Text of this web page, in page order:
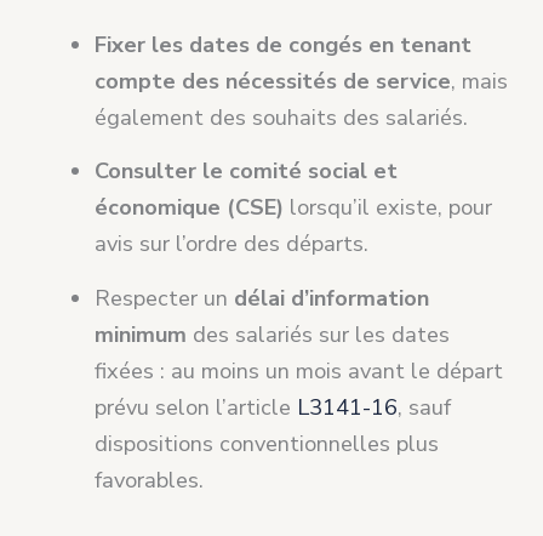
Fixer les dates de congés en tenant
compte des nécessités de service, mais
également des souhaits des salariés.
Consulter le comité social et
économique (CSE) lorsqu’il existe, pour
avis sur l’ordre des départs.
Respecter un délai d’information
minimum des salariés sur les dates
fixées : au moins un mois avant le départ
prévu selon l’article L3141-16, sauf
dispositions conventionnelles plus
favorables.